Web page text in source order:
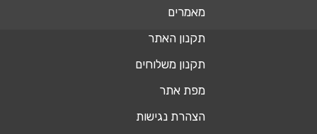
מאמרים
תקנון האתר
תקנון משלוחים
מפת אתר
הצהרת נגישות